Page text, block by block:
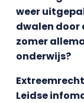
weer
dwalen door
zomer
onderwijs?
Leidse